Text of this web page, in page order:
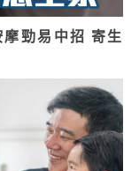
勁易中招 寄生